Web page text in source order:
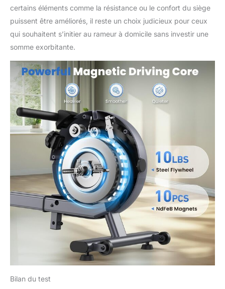
entraînement structuré,
mode carte, course
gratuite et multijoueur,
avec différentes activités
Suivi avancé des
données : utilisez notre
écran électronique LCD
pour surveiller les
mesures d'entraînement
en temps réel : temps,
distance, vitesse, coups,
calories, kilométrage total
et frappes totales.
Définissez des objectifs
quotidiens de compte à
rebours pour le temps, la
distance, les coups et les
calories en utilisant le
bouton SET, ce qui vous
permet d'atteindre
efficacement vos
objectifs de remise en
forme Montage facile et
certains éléments comme la résistance ou le confort du siège
puissent être améliorés, il reste un choix judicieux pour ceux
qui souhaitent s’initier au rameur à domicile sans investir une
somme exorbitante.
Bilan du test